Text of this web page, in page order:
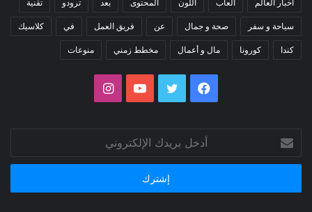
أخبار العالم ألعاب اللون المحتوى بعد ترودو تقنية
سياحة و سفر صحة و جمال عن فريق العمل في كلاسيك
كندا كورونا مال و أعمال مخطط زمني منوعات
فيسبوك تويتر يوتيوبانستقرام
بريدك
الإلكتروني